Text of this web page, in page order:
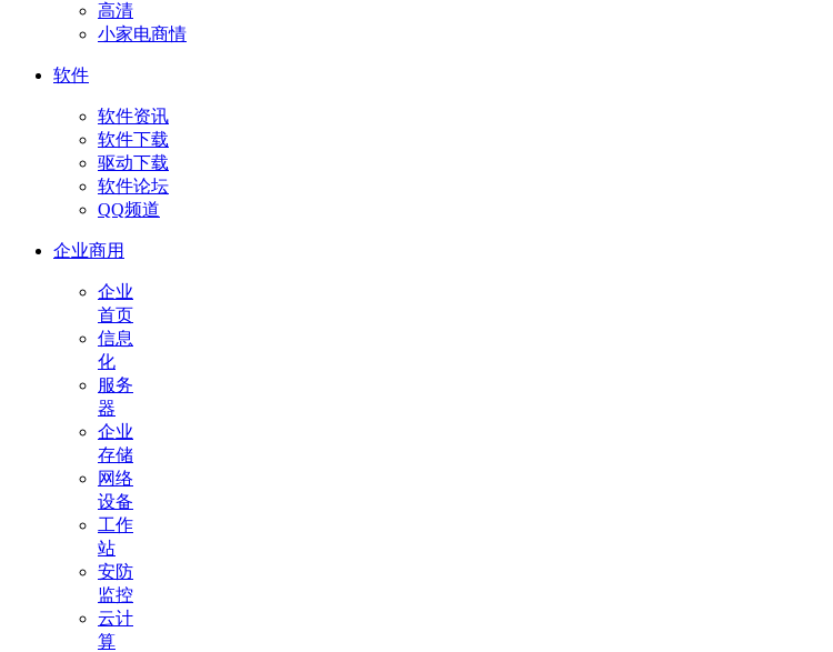
高清
小家电商情
软件
软件资讯
软件下载
驱动下载
软件论坛
QQ频道
企业商用
企业
首页
信息
化
服务
器
企业
存储
网络
设备
工作
站
安防
监控
云计
算